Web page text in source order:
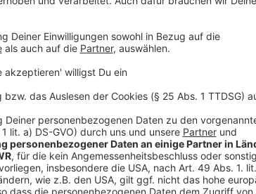
könnte man zum Beispiel Schranken oder auch
angezeigt wird, wie voll die Anlage ist, nutzen.
Ticket gekoppelt sind. Der ADAC fordert
ausgebaut werden, besonders dort, wo sie stark
auch Bahn und andere Verkehrsverbände beteiligen.
Mehr Ladesäulen und Bikesharing
Anzeige